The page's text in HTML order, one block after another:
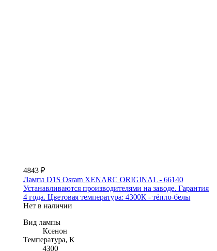
4843 ₽
Лампа D1S Osram XENARC ORIGINAL - 66140
Устанавливаются производителями на заводе. Гарантия
4 года. Цветовая температура: 4300К - тёпло-белы
Нет в наличии
Вид лампы
Ксенон
Температура, К
4300